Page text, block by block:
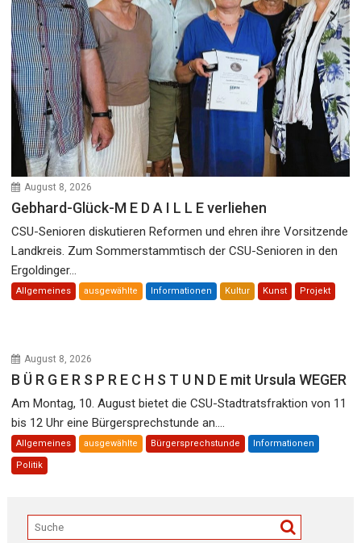
August 8, 2026
Gebhard-Glück-M E D A I L L E verliehen
CSU-Senioren diskutieren Reformen und ehren ihre Vorsitzende
Landkreis. Zum Sommerstammtisch der CSU-Senioren in den
Ergoldinger...
Allgemeines ausgewählte Informationen Kultur Kunst Projekt
August 8, 2026
B Ü R G E R S P R E C H S T U N D E mit Ursula WEGER
Am Montag, 10. August bietet die CSU-Stadtratsfraktion von 11
bis 12 Uhr eine Bürgersprechstunde an....
Allgemeines ausgewählte Bürgersprechstunde Informationen
Politik